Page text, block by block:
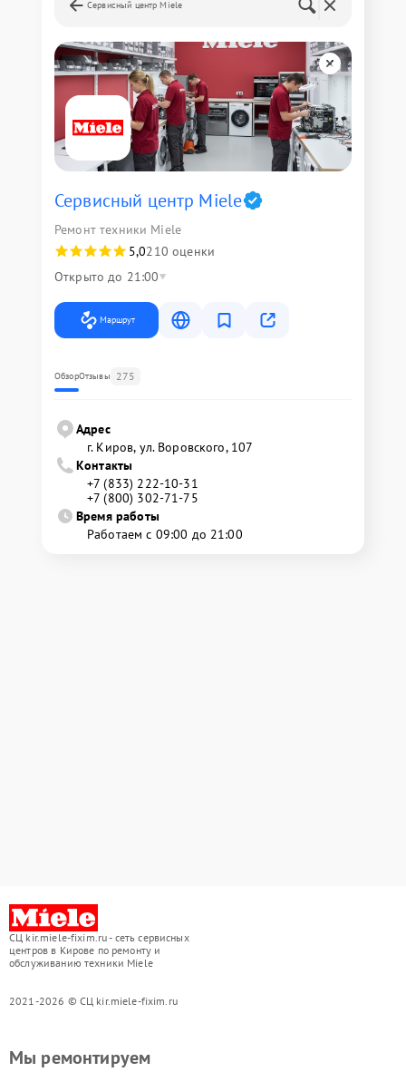
Сервисный центр Miele
Сервисный центр Miele
Ремонт техники Miele
5,0210 оценки
Открыто до 21:00
Маршрут
ОбзорОтзывы 275
Адрес
г. Киров, ул. Воровского, 107
Контакты
+7 (833) 222-10-31
+7 (800) 302-71-75
Время работы
Работаем с 09:00 до 21:00
СЦ kir.miele-fixim.ru - сеть сервисных
центров в Кирове по ремонту и
обслуживанию техники Miele
2021-2026 © СЦ kir.miele-fixim.ru
Мы ремонтируем